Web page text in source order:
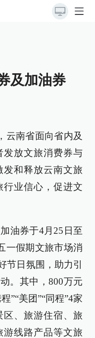
及加油券
云南省面向省内及
发放文旅消费券与
发和释放云南文旅
行业信心，促进文
油券于4月25日至
一假期文旅市场消
节日氛围，助力引
。其中，800万元
”“美团”“同程”4家
区、旅游住宿、旅
游线路产品等文旅